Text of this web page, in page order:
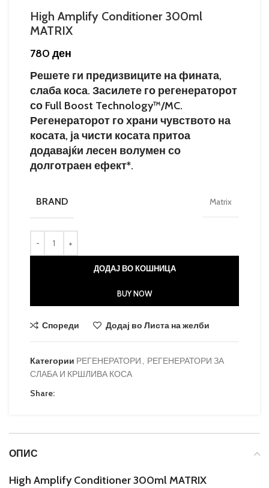
High Amplify Conditioner 300ml
MATRIX
780 ден
Решете ги предизвиците на фината,
слаба коса. Засилете го регенераторот
со Full Boost Technology™/MC.
Регенераторот го храни чувството на
косата, ја чисти косата притоа
додавајќи лесен волумен со
долготраен ефект*.
BRAND Matrix
ДОДАЈ ВО КОШНИЦА
BUY NOW
Спореди Додај во Листа на желби
Категории РЕГЕНЕРАТОРИ, РЕГЕНЕРАТОРИ ЗА
СЛАБА И КРШЛИВА КОСА
Share:
ОПИС
High Amplify Conditioner 300ml MATRIX